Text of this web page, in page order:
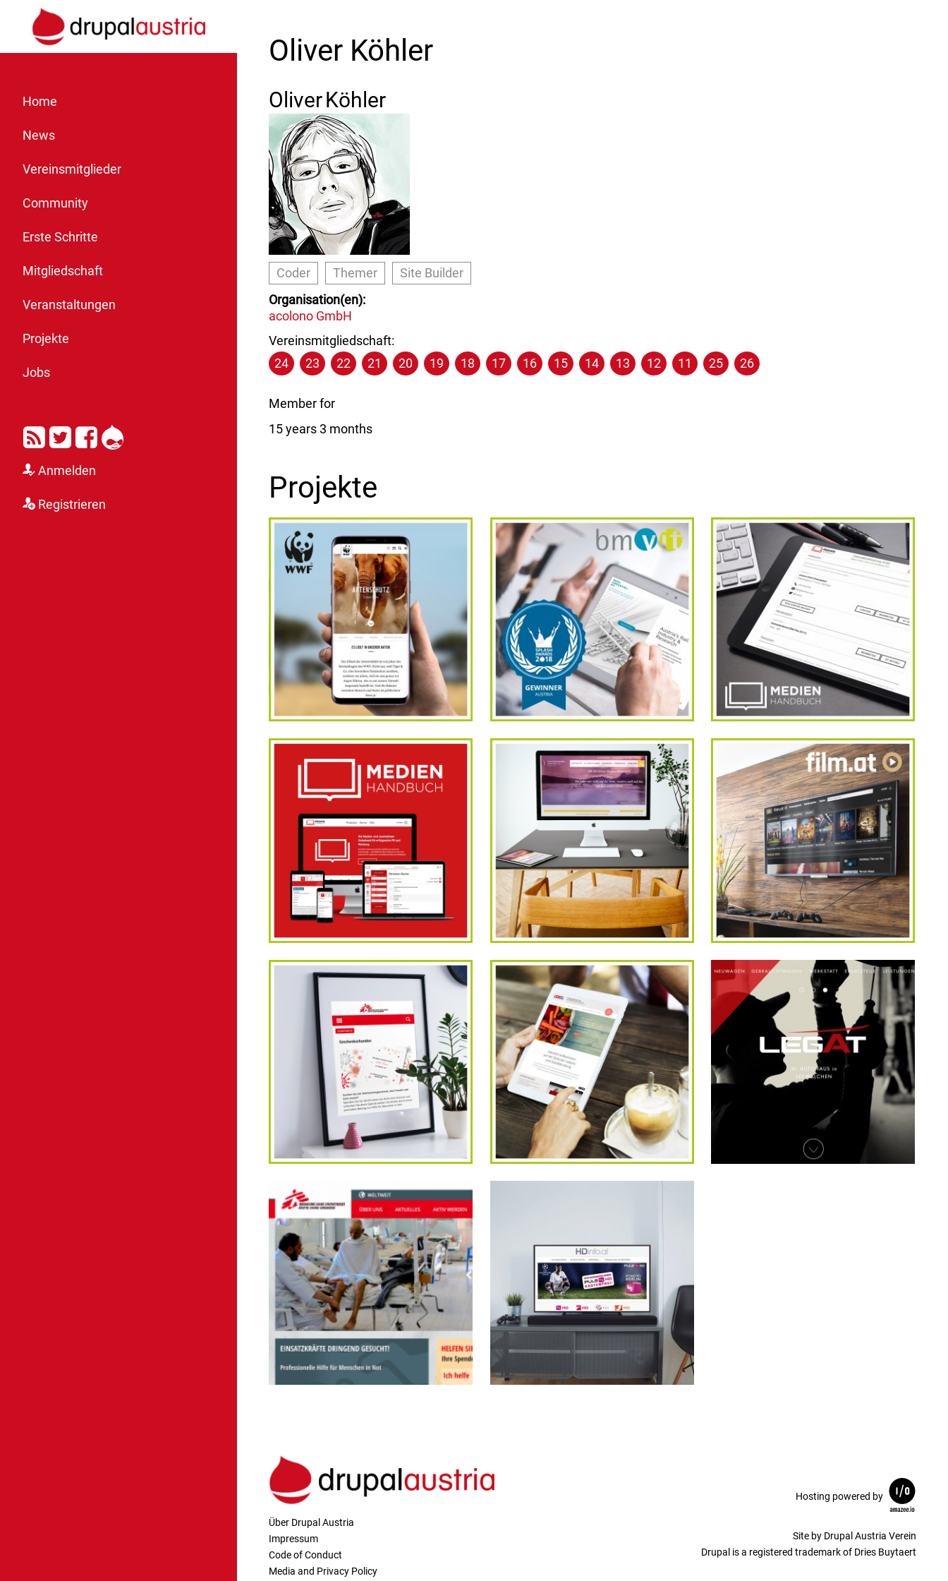
Home
News
Vereinsmitglieder
Community
Erste Schritte
Mitgliedschaft
Veranstaltungen
Projekte
Jobs
RSSTwitter
Facebook
Drupal
Anmelden
Registrieren
Oliver Köhler
OliverKöhler
Coder Themer
Site Builder
Organisation(en)
acolono GmbH
Vereinsmitgliedschaft:
24
23 22 21 20 19 18 17 16 15 14 13 12 11 25 26
Member for
15 years 3 months
Projekte
Über Drupal Austria
Impressum
Code of Conduct
Media and Privacy Policy
Hosting powered by
Site by Drupal Austria Verein
Drupal is a registered trademark of Dries Buytaert